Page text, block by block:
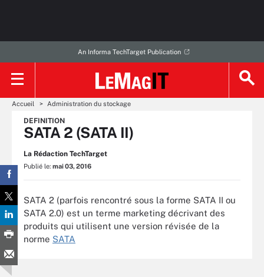
An Informa TechTarget Publication
Accueil Administration du stockage
DEFINITION
SATA 2 (SATA II)
La Rédaction TechTarget
Publié le: mai 03, 2016
SATA 2 (parfois rencontré sous la forme SATA II ou
SATA 2.0) est un terme marketing décrivant des
produits qui utilisent une version révisée de la
norme SATA